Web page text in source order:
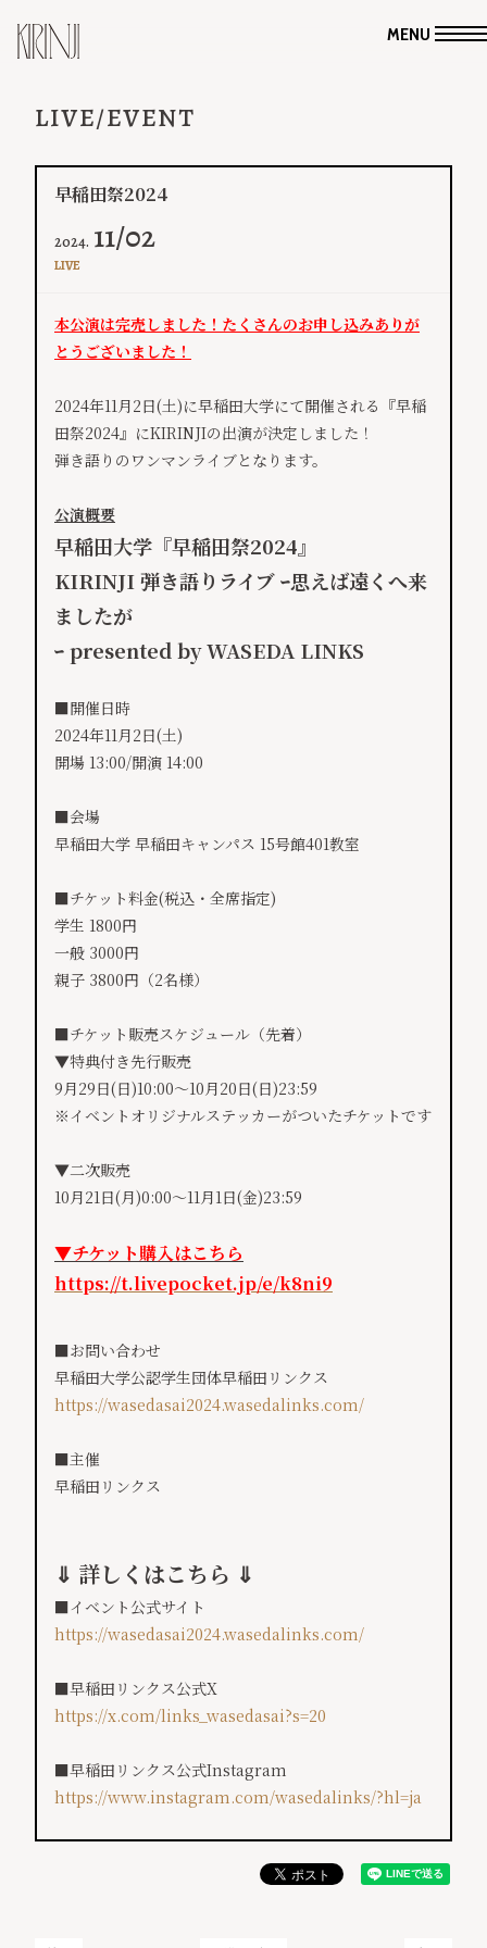
MENU
LIVE/EVENT
早稲田祭2024
2024. 11/02
LIVE
本公演は完売しました！たくさんのお申し込みありが
とうございました！
2024年11月2日(土)に早稲田大学にて開催される『早稲
田祭2024』にKIRINJIの出演が決定しました！
弾き語りのワンマンライブとなります。
公演概要
早稲田大学『早稲田祭2024』
KIRINJI 弾き語りライブ ｰ思えば遠くへ来
ましたが
ｰ presented by WASEDA LINKS
■開催日時
2024年11月2日(土)
開場 13:00/開演 14:00
■会場
早稲田大学 早稲田キャンパス 15号館401教室
■チケット料金(税込・全席指定)
学生 1800円
一般 3000円
親子 3800円（2名様）
■チケット販売スケジュール（先着）
▼特典付き先行販売
9月29日(日)10:00～10月20日(日)23:59
※イベントオリジナルステッカーがついたチケットです
▼二次販売
10月21日(月)0:00～11月1日(金)23:59
▼チケット購入はこちら
https://t.livepocket.jp/e/k8ni9
■お問い合わせ
早稲田大学公認学生団体早稲田リンクス
https://wasedasai2024.wasedalinks.com/
■主催
早稲田リンクス
⇓ 詳しくはこちら ⇓
■イベント公式サイト
https://wasedasai2024.wasedalinks.com/
■早稲田リンクス公式X
https://x.com/links_wasedasai?s=20
■早稲田リンクス公式Instagram
https://www.instagram.com/wasedalinks/?hl=ja